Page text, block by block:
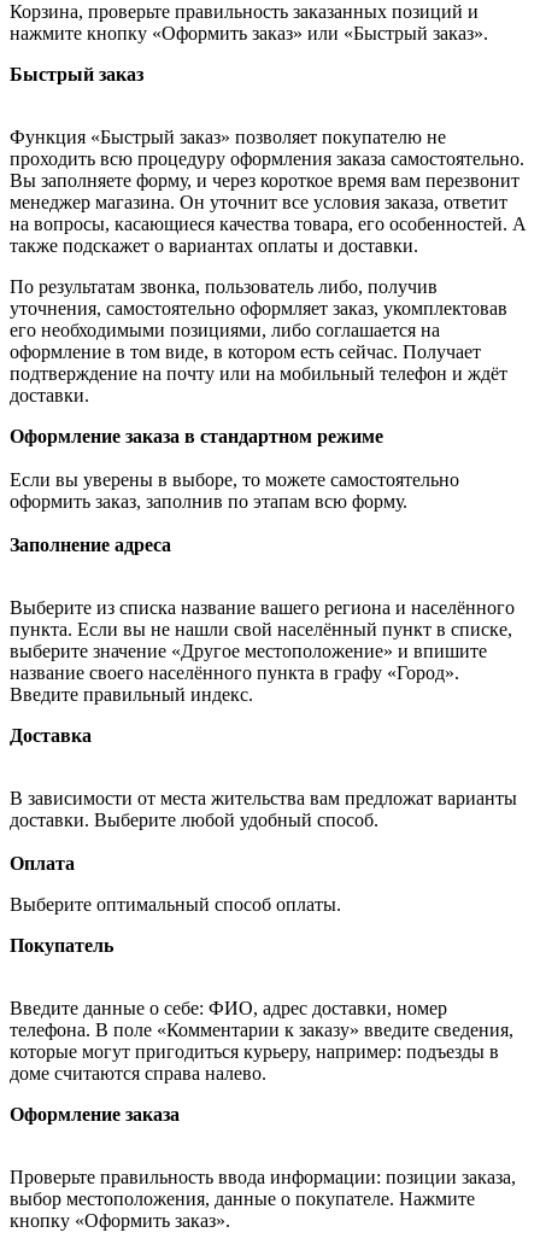
Корзина, проверьте правильность заказанных позиций и
нажмите кнопку «Оформить заказ» или «Быстрый заказ».
Быстрый заказ
Функция «Быстрый заказ» позволяет покупателю не
проходить всю процедуру оформления заказа самостоятельно.
Вы заполняете форму, и через короткое время вам перезвонит
менеджер магазина. Он уточнит все условия заказа, ответит
на вопросы, касающиеся качества товара, его особенностей. А
также подскажет о вариантах оплаты и доставки.
По результатам звонка, пользователь либо, получив
уточнения, самостоятельно оформляет заказ, укомплектовав
его необходимыми позициями, либо соглашается на
оформление в том виде, в котором есть сейчас. Получает
подтверждение на почту или на мобильный телефон и ждёт
доставки.
Оформление заказа в стандартном режиме
Если вы уверены в выборе, то можете самостоятельно
оформить заказ, заполнив по этапам всю форму.
Заполнение адреса
Выберите из списка название вашего региона и населённого
пункта. Если вы не нашли свой населённый пункт в списке,
выберите значение «Другое местоположение» и впишите
название своего населённого пункта в графу «Город».
Введите правильный индекс.
Доставка
В зависимости от места жительства вам предложат варианты
доставки. Выберите любой удобный способ.
Оплата
Выберите оптимальный способ оплаты.
Покупатель
Введите данные о себе: ФИО, адрес доставки, номер
телефона. В поле «Комментарии к заказу» введите сведения,
которые могут пригодиться курьеру, например: подъезды в
доме считаются справа налево.
Оформление заказа
Проверьте правильность ввода информации: позиции заказа,
выбор местоположения, данные о покупателе. Нажмите
кнопку «Оформить заказ».